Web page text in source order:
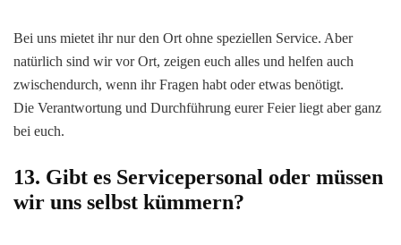
Bei uns mietet ihr nur den Ort ohne speziellen Service. Aber
natürlich sind wir vor Ort, zeigen euch alles und helfen auch
zwischendurch, wenn ihr Fragen habt oder etwas benötigt.
Die Verantwortung und Durchführung eurer Feier liegt aber ganz
bei euch.
13. Gibt es Servicepersonal oder müssen
wir uns selbst kümmern?